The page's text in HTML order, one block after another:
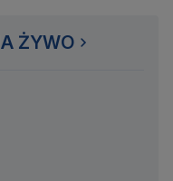
ŻYWO